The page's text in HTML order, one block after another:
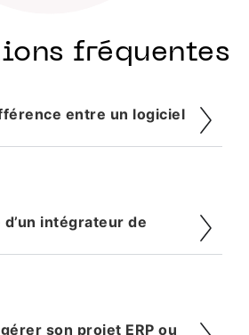
fréquentes
entre un logiciel
intégrateur de
son projet ERP ou